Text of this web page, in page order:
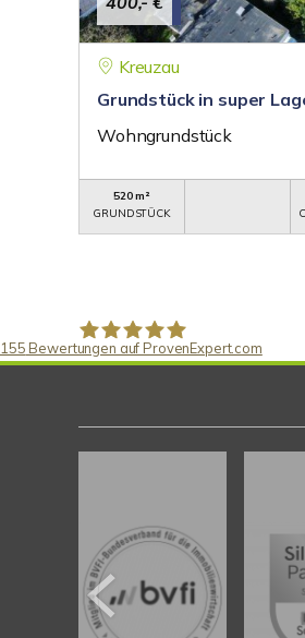
Kreuzau
Grundstück in super
Wohngrundstück
520 m²
GRUNDSTÜCK
155 Bewertungen auf ProvenExpert.com